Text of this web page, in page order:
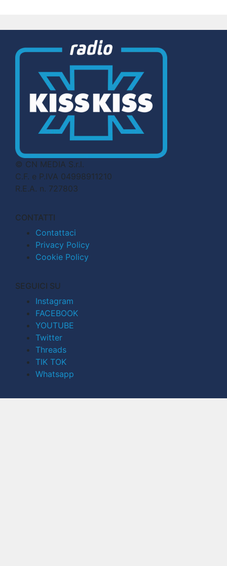
© CN MEDIA S.r.l.
C.F. e P.IVA 04998911210
R.E.A. n. 727803
CONTATTI
Contattaci
Privacy Policy
Cookie Policy
SEGUICI SU
Instagram
FACEBOOK
YOUTUBE
Twitter
Threads
TIK TOK
Whatsapp